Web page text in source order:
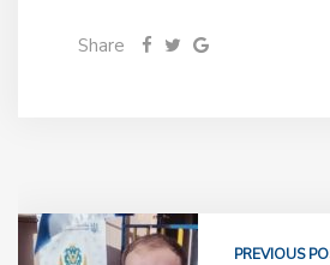
Share
PREVIOUS